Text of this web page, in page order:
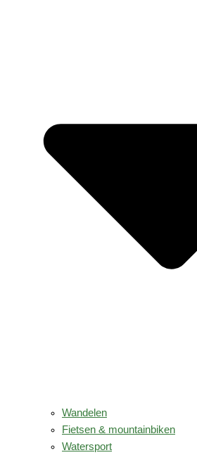
Wandelen
Fietsen & mountainbiken
Watersport